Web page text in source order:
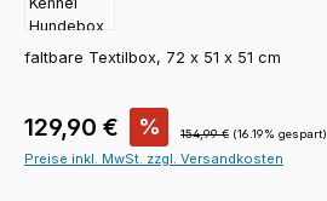
faltbare Textilbox, 72 x 51 x 51 cm
Verkaufspreis:
129,90 € % Regulärer Preis:
154,99 € (16.19% gespart)
Preise inkl. MwSt. zzgl. Versandkosten